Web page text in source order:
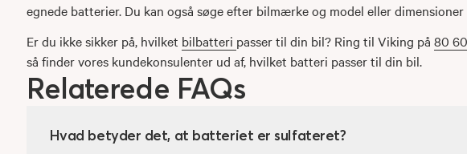
egnede batterier. Du kan også søge efter bilmærke og model eller
Er du ikke sikker på, hvilket bilbatteri passer til din bil? Ring til Viking på 80
så finder vores kundekonsulenter ud af, hvilket batteri passer til din bil.
Relaterede FAQs
Hvad betyder det, at batteriet er sulfateret?